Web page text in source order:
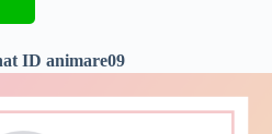
ID animare09